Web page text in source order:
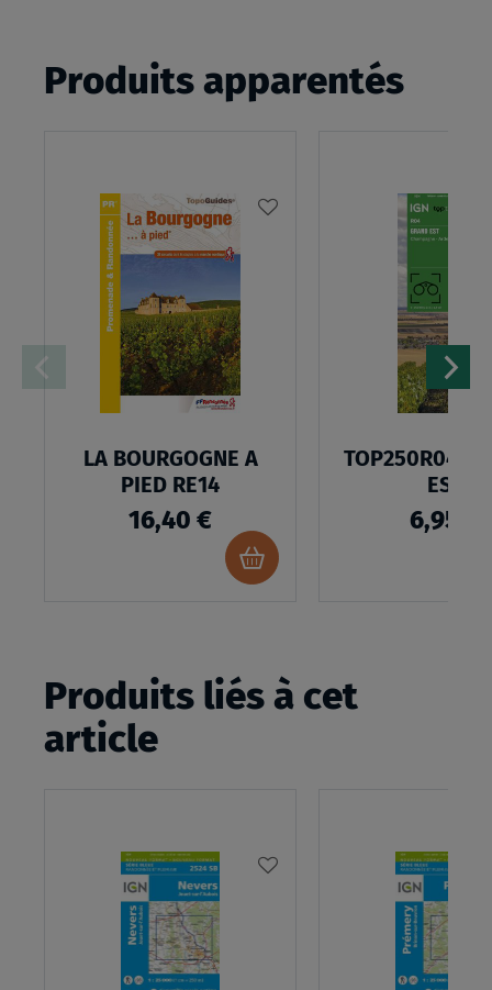
Produits apparentés
LA BOURGOGNE A
PIED RE14
16,40 €
Ajouter
au
TOP250R04 -
EST
6,95 €
Produits liés à cet
article